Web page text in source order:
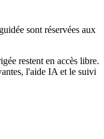
sont réservées aux
restent en accès libre.
l'aide IA et le suivi